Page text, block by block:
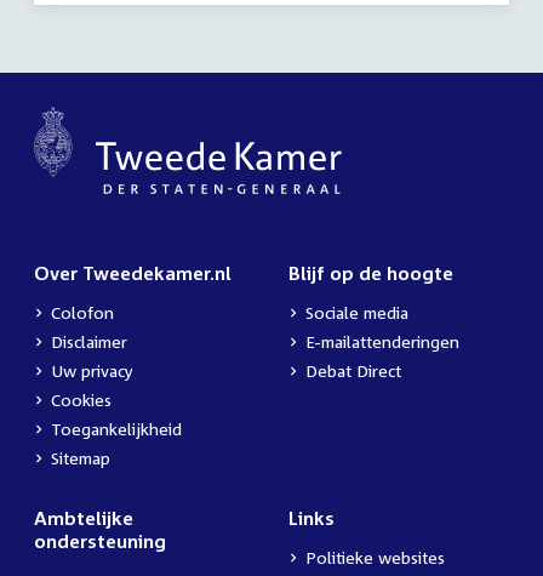
Over Tweedekamer.nl
Colofon
Disclaimer
Uw privacy
Cookies
Toegankelijkheid
Sitemap
Blijf op de hoogte
Sociale media
E-mailattenderingen
Debat Direct
Ambtelijke
ondersteuning
Links
Politieke websites